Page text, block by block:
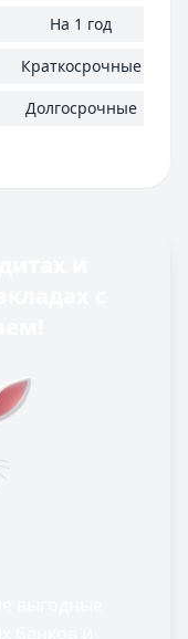
На 1 год
Краткосрочные
Долгосрочные